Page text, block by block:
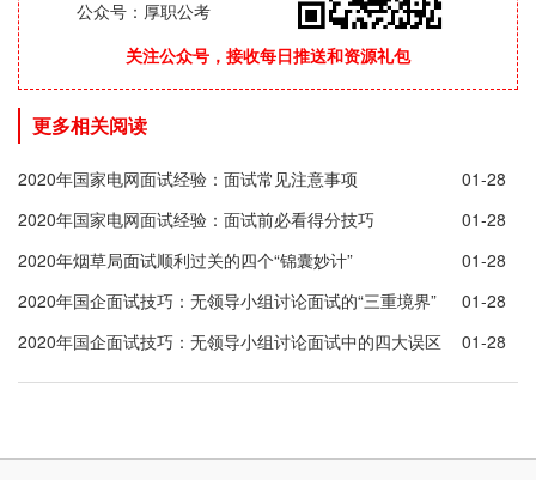
公众号：厚职公考
关注公众号，接收每日推送和资源礼包
更多相关阅读
2020年国家电网面试经验：面试常见注意事项
01-28
2020年国家电网面试经验：面试前必看得分技巧
01-28
2020年烟草局面试顺利过关的四个“锦囊妙计”
01-28
2020年国企面试技巧：无领导小组讨论面试的“三重境界”
01-28
2020年国企面试技巧：无领导小组讨论面试中的四大误区
01-28